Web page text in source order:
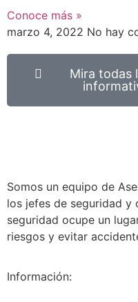
Conoce más »
marzo 4, 2022 No hay
Mira todas
Somos un equipo de
los jefes de seguridad y
seguridad ocupe un
riesgos y evitar
Información: